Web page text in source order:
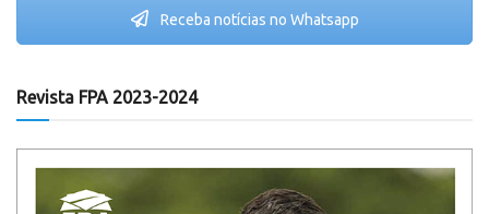
Receba notícias no Whatsapp
Revista FPA 2023-2024